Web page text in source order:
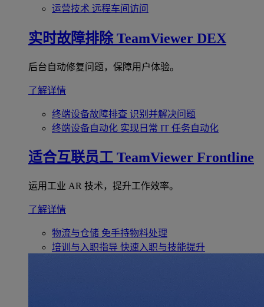
运营技术 远程车间访问
实时故障排除 TeamViewer DEX
后台自动修复问题，保障用户体验。
了解详情
终端设备故障排查 识别并解决问题
终端设备自动化 实现日常 IT 任务自动化
适合互联员工 TeamViewer Frontline
运用工业 AR 技术，提升工作效率。
了解详情
物流与仓储 免手持物料处理
培训与入职指导 快速入职与技能提升